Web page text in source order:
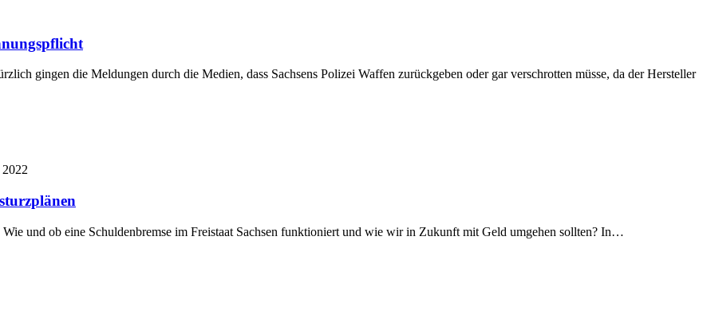
gingen die Meldungen durch die Medien, dass Sachsens Polizei Waffen zurückgeben oder gar verschrotten müsse, da der Hersteller
2022
und ob eine Schuldenbremse im Freistaat Sachsen funktioniert und wie wir in Zukunft mit Geld umgehen sollten? In…